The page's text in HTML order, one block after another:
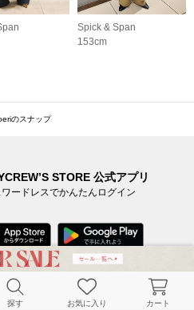
Spick & Span
153cm
のスナップ
STORE 公式アプリ
ードレスでかんたんログイン
SERVICE
探す お気に入り カート